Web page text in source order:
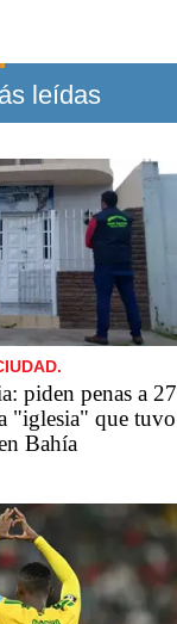
leídas
piden penas a 27
"iglesia" que tuvo
Bahía